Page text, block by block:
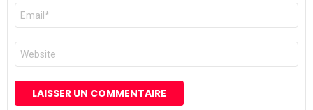
E-
mail
*
Site
web